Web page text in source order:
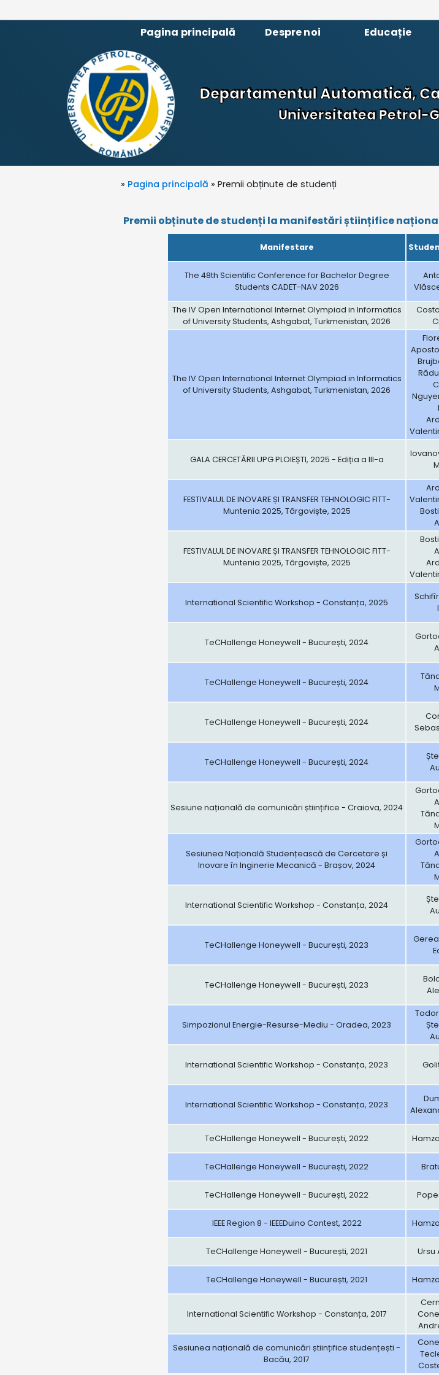
Pagina principală
Despre noi Educație
Departamentul Automatică,
Universitatea Petrol-
» Pagina principală » Premii obținute de studenți
Premii obținute de studenți la manifestări științifice
Manifestare
The 48th Scientific Conference for Bachelor Degree
Students CADET-NAV 2026
The IV Open International Internet Olympiad in Informatics
of University Students, Ashgabat, Turkmenistan, 2026
The IV Open International Internet Olympiad in Informatics
of University Students, Ashgabat, Turkmenistan, 2026
GALA CERCETĂRII UPG PLOIEȘTI, 2025 - Ediția a III-a
FESTIVALUL DE INOVARE ȘI TRANSFER TEHNOLOGIC FITT-
Muntenia 2025, Târgoviște, 2025
FESTIVALUL DE INOVARE ȘI TRANSFER TEHNOLOGIC FITT-
Muntenia 2025, Târgoviște, 2025
International Scientific Workshop - Constanța, 2025
TeCHallenge Honeywell - București, 2024
TeCHallenge Honeywell - București, 2024
TeCHallenge Honeywell - București, 2024
TeCHallenge Honeywell - București, 2024
Sesiune națională de comunicări științifice - Craiova, 2024
Sesiunea Națională Studențească de Cercetare și
Inovare în Inginerie Mecanică - Brașov, 2024
International Scientific Workshop - Constanța, 2024
TeCHallenge Honeywell - București, 2023
TeCHallenge Honeywell - București, 2023
Simpozionul Energie-Resurse-Mediu - Oradea, 2023
International Scientific Workshop - Constanța, 2023
International Scientific Workshop - Constanța, 2023
TeCHallenge Honeywell - București, 2022
TeCHallenge Honeywell - București, 2022
TeCHallenge Honeywell - București, 2022
IEEE Region 8 - IEEEDuino Contest, 2022
TeCHallenge Honeywell - București, 2021 Ursu
TeCHallenge Honeywell - București, 2021
International Scientific Workshop - Constanța, 2017
Sesiunea națională de comunicări științifice studențești -
Bacău, 2017